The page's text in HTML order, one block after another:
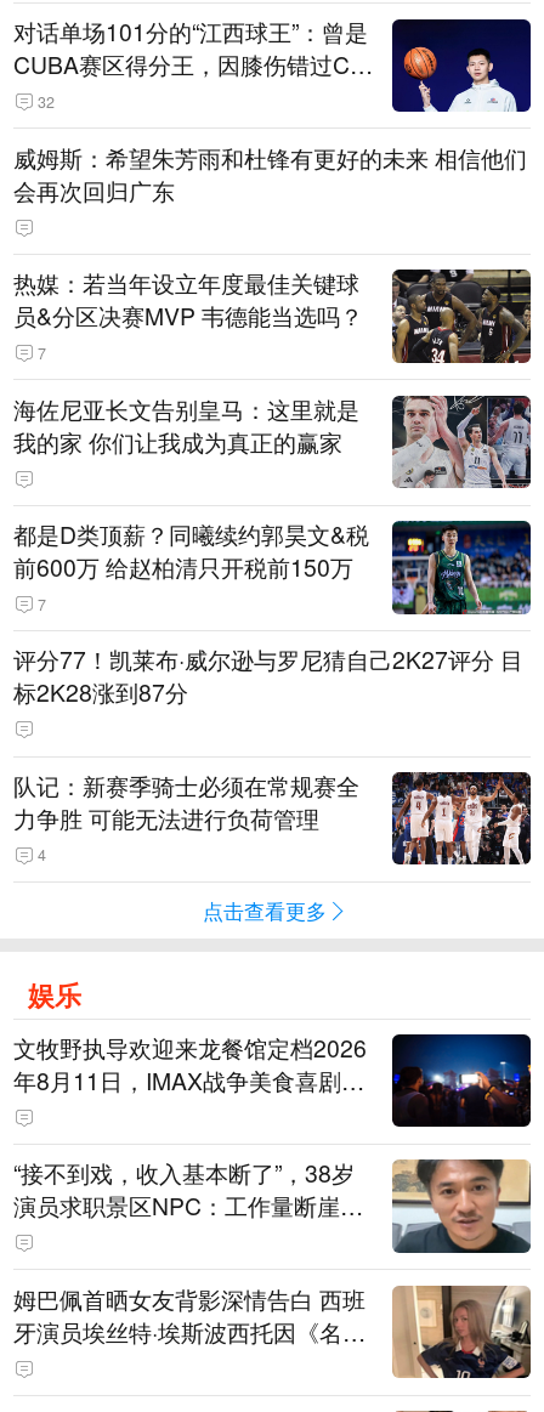
对话单场101分的“江西球王”：曾是
CUBA赛区得分王，因膝伤错过CB
A选秀
32
威姆斯：希望朱芳雨和杜锋有更好的未来 相信他们
会再次回归广东
热媒：若当年设立年度最佳关键球
员&分区决赛MVP 韦德能当选吗？
7
海佐尼亚长文告别皇马：这里就是
我的家 你们让我成为真正的赢家
都是D类顶薪？同曦续约郭昊文&税
前600万 给赵柏清只开税前150万
7
评分77！凯莱布·威尔逊与罗尼猜自己2K27评分 目
标2K28涨到87分
队记：新赛季骑士必须在常规赛全
力争胜 可能无法进行负荷管理
4
点击查看更多
娱乐
文牧野执导欢迎来龙餐馆定档2026
年8月11日，IMAX战争美食喜剧温
情上映
“接不到戏，收入基本断了”，38岁
演员求职景区NPC：工作量断崖式
下跌，留给我试错的时间不多了
姆巴佩首晒女友背影深情告白 西班
牙演员埃丝特·埃斯波西托因《名校
风暴》走红